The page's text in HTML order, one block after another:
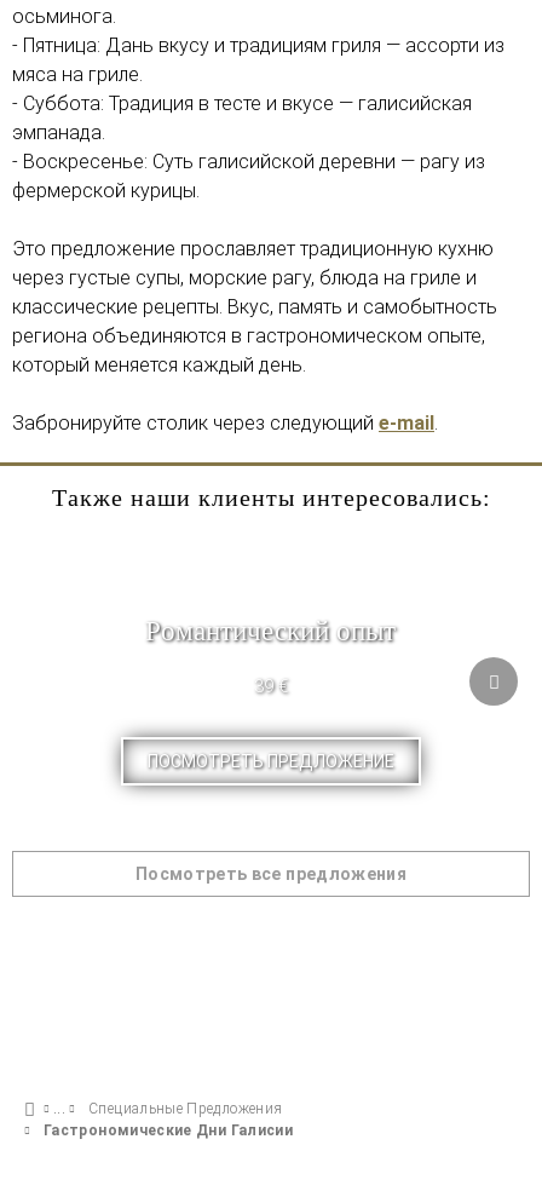
осьминога.
- Пятница: Дань вкусу и традициям гриля — ассорти из
мяса на гриле.
- Суббота: Традиция в тесте и вкусе — галисийская
эмпанада.
- Воскресенье: Суть галисийской деревни — рагу из
фермерской курицы.
Это предложение прославляет традиционную кухню
через густые супы, морские рагу, блюда на гриле и
классические рецепты. Вкус, память и самобытность
региона объединяются в гастрономическом опыте,
который меняется каждый день.
Забронируйте столик через следующий e-mail.
Также наши клиенты интересовались:
Pомантический опыт
39 €
ПОСМОТРЕТЬ ПРЕДЛОЖЕНИЕ
Посмотреть все предложения
Специальные Предложения
Гастрономические Дни Галисии